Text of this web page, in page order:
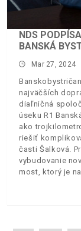
NDS
BANSKÁ
Mar 27, 2024
najväčších
diaľničná
úseku R1
ako
riešiť
časti Šalková.
vybudovanie
most, ktorý je